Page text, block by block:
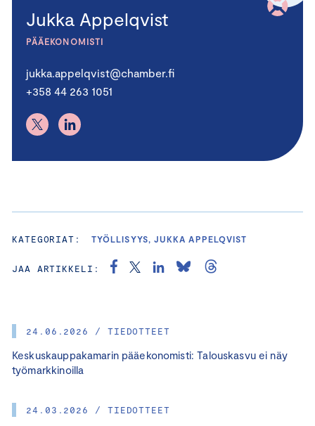
24.06.2026 / TIEDOTTEET
Keskuskauppakamarin pääekonomisti: Talouskasvu ei näy
työmarkkinoilla
24.03.2026 / TIEDOTTEET
Jukka Appelqvist
PÄÄEKONOMISTI
jukka.appelqvist@chamber.fi
+358 44 263 1051
KATEGORIAT: TYÖLLISYYS, JUKKA APPELQVIST
JAA ARTIKKELI: